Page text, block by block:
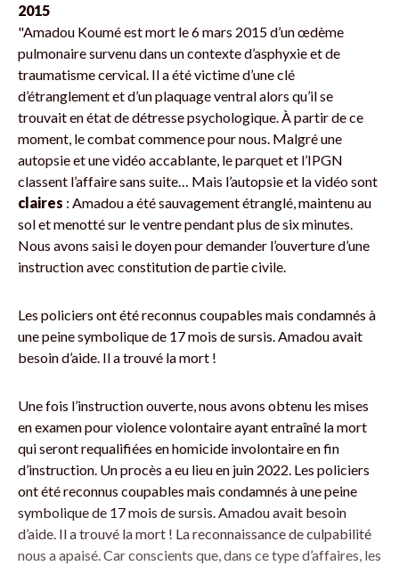
2015
"Amadou Koumé est mort le 6 mars 2015 d’un œdème
pulmonaire survenu dans un contexte d’asphyxie et de
traumatisme cervical. Il a été victime d’une clé
d’étranglement et d’un plaquage ventral alors qu’il se
trouvait en état de détresse psychologique. À partir de ce
moment, le combat commence pour nous. Malgré une
autopsie et une vidéo accablante, le parquet et l’IPGN
classent l’affaire sans suite… Mais l’autopsie et la vidéo sont
claires : Amadou a été sauvagement étranglé, maintenu au
sol et menotté sur le ventre pendant plus de six minutes.
Nous avons saisi le doyen pour demander l’ouverture d’une
instruction avec constitution de partie civile.
Les policiers ont été reconnus coupables mais condamnés à
une peine symbolique de 17 mois de sursis. Amadou avait
besoin d’aide. Il a trouvé la mort !
Une fois l’instruction ouverte, nous avons obtenu les mises
en examen pour violence volontaire ayant entraîné la mort
qui seront requalifiées en homicide involontaire en fin
d’instruction. Un procès a eu lieu en juin 2022. Les policiers
ont été reconnus coupables mais condamnés à une peine
symbolique de 17 mois de sursis. Amadou avait besoin
d’aide. Il a trouvé la mort ! La reconnaissance de culpabilité
nous a apaisé. Car conscients que, dans ce type d’affaires, les